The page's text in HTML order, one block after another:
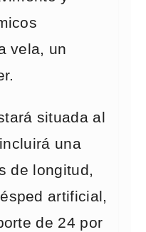
vela, un
situada al
una
de longitud,
artificial,
de 24 por